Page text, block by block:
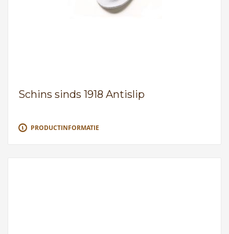
Schins sinds 1918 Antislip
PRODUCTINFORMATIE